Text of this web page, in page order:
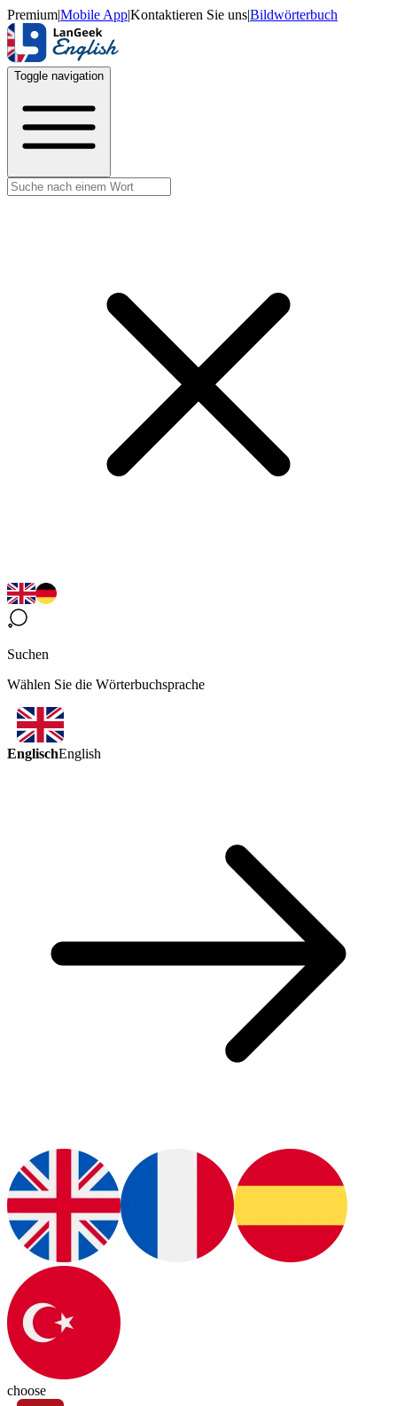
Premium|Mobile App|Kontaktieren Sie uns|Bildwörterbuch
Toggle navigation
Suchen
Wählen Sie die Wörterbuchsprache
EnglischEnglish
choose